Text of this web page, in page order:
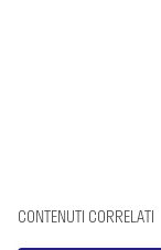
CONTENUTI CORRELATI